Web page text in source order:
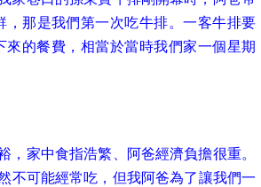
，那是我們第一次吃牛排。一客牛排要
來的餐費，相當於當時我們家一個星期
，家中食指浩繁、阿爸經濟負擔很重。
不可能經常吃，但我阿爸為了讓我們一